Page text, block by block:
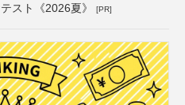
スト《2026夏》 [PR]